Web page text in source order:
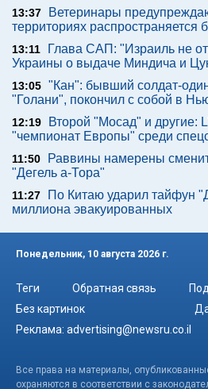
13:37
Ветеринары
территориях распространяется
13:11
Глава САП: "Израиль не
Украины о выдаче Миндича и
13:05 "Кан": бывший солдат-
"Голани", покончил с собой в
12:19
Второй "Мосад" и другие:
"чемпионат Европы" среди
11:50
Раввины намерены
"Дегель а-Тора"
11:27
По Китаю ударил тайфун
миллиона эвакуированных
Понедельник, 10 августа 2026 г.
Теги Обратная связь
Без картинок
Реклама: advertising@newsru.co.il
Все права на материалы,
охраняются в соответствии с